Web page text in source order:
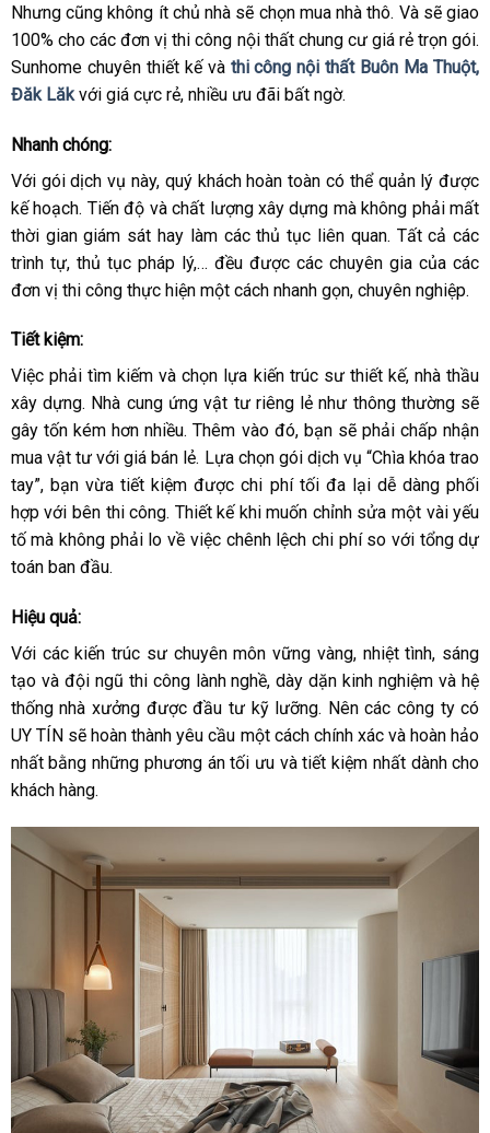
Nhưng cũng không ít chủ nhà sẽ chọn mua nhà thô. Và sẽ giao
100% cho các đơn vị thi công nội thất chung cư giá rẻ trọn gói.
Sunhome chuyên thiết kế và thi công nội thất Buôn Ma Thuột,
Đăk Lăkvới giá cực rẻ, nhiều ưu đãi bất ngờ.
Nhanh chóng:
Với gói dịch vụ này, quý khách hoàn toàn có thể quản lý được
kế hoạch. Tiến độ và chất lượng xây dựng mà không phải mất
thời gian giám sát hay làm các thủ tục liên quan. Tất cả các
trình tự, thủ tục pháp lý,… đều được các chuyên gia của các
đơn vị thi công thực hiện một cách nhanh gọn, chuyên nghiệp.
Tiết kiệm:
Việc phải tìm kiếm và chọn lựa kiến trúc sư thiết kế, nhà thầu
xây dựng. Nhà cung ứng vật tư riêng lẻ như thông thường sẽ
gây tốn kém hơn nhiều. Thêm vào đó, bạn sẽ phải chấp nhận
mua vật tư với giá bán lẻ. Lựa chọn gói dịch vụ “Chìa khóa trao
tay”, bạn vừa tiết kiệm được chi phí tối đa lại dễ dàng phối
hợp với bên thi công. Thiết kế khi muốn chỉnh sửa một vài yếu
tố mà không phải lo về việc chênh lệch chi phí so với tổng dự
toán ban đầu.
Hiệu quả:
Với các kiến trúc sư chuyên môn vững vàng, nhiệt tình, sáng
tạo và đội ngũ thi công lành nghề, dày dặn kinh nghiệm và hệ
thống nhà xưởng được đầu tư kỹ lưỡng. Nên các công ty có
UY TÍN sẽ hoàn thành yêu cầu một cách chính xác và hoàn hảo
nhất bằng những phương án tối ưu và tiết kiệm nhất dành cho
khách hàng.